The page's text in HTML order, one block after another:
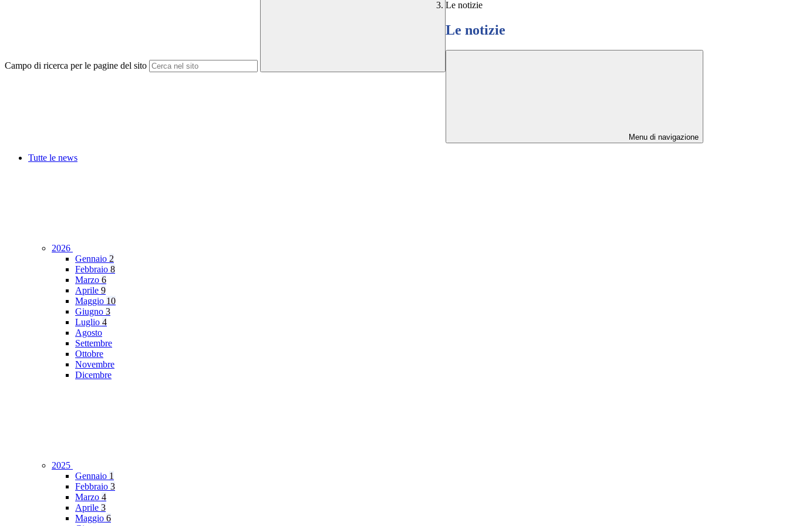
Campo di ricerca per le pagine del sito
Le notizie
Le notizie
Menu di navigazione
Tutte le news
2026
Gennaio 2
Febbraio 8
Marzo 6
Aprile 9
Maggio 10
Giugno 3
Luglio 4
Agosto
Settembre
Ottobre
Novembre
Dicembre
2025
Gennaio 1
Febbraio 3
Marzo 4
Aprile 3
Maggio 6